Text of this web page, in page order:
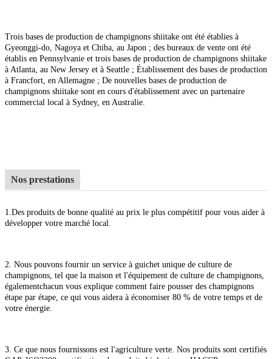
Trois bases de production de champignons shiitake ont été établies à
Gyeonggi-do, Nagoya et Chiba, au Japon ; des bureaux de vente ont été
établis en Pennsylvanie et trois bases de production de champignons shiitake
à Atlanta, au New Jersey et à Seattle ; Établissement des bases de production
à Francfort, en Allemagne ; De nouvelles bases de production de
champignons shiitake sont en cours d'établissement avec un partenaire
commercial local à Sydney, en Australie.
Nos prestations
1. Des produits de bonne qualité au prix le plus compétitif pour vous aider à
développer votre marché local.
2. Nous pouvons fournir un service à guichet unique de culture de
champignons, tel que la maison et l'équipement de culture de champignons,
égalementchacun vous explique comment faire pousser des champignons
étape par étape, ce qui vous aidera à économiser 80 % de votre temps et de
votre énergie.
3. Ce que nous fournissons est l'agriculture verte. Nos produits sont certifiés